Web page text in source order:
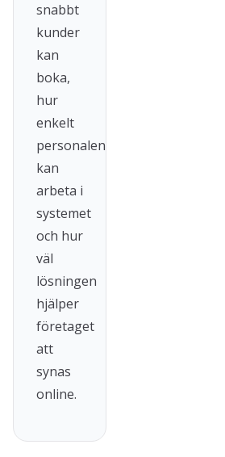
snabbt
kunder
kan
boka,
hur
enkelt
personalen
kan
arbeta i
systemet
och hur
väl
lösningen
hjälper
företaget
att
synas
online.